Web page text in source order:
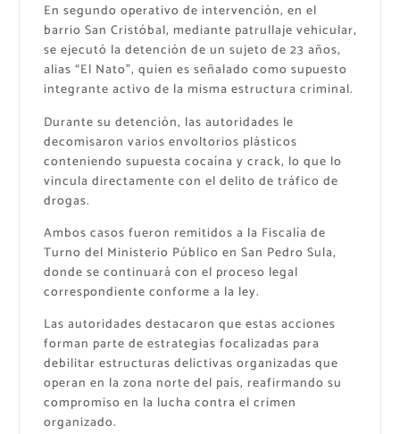
En segundo operativo de intervención, en el
barrio San Cristóbal, mediante patrullaje vehicular,
se ejecutó la detención de un sujeto de 23 años,
alias “El Nato”, quien es señalado como supuesto
integrante activo de la misma estructura criminal.
Durante su detención, las autoridades le
decomisaron varios envoltorios plásticos
conteniendo supuesta cocaína y crack, lo que lo
vincula directamente con el delito de tráfico de
drogas.
Ambos casos fueron remitidos a la Fiscalía de
Turno del Ministerio Público en San Pedro Sula,
donde se continuará con el proceso legal
correspondiente conforme a la ley.
Las autoridades destacaron que estas acciones
forman parte de estrategias focalizadas para
debilitar estructuras delictivas organizadas que
operan en la zona norte del país, reafirmando su
compromiso en la lucha contra el crimen
organizado.